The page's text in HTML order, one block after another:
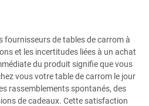
fournisseurs de tables de carrom à
et les incertitudes liées à un achat
du produit signifie que vous
vous votre table de carrom le jour
rassemblements spontanés, des
de cadeaux. Cette satisfaction